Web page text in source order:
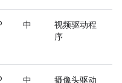
中
视频驱动程
序
中
摄像头驱动